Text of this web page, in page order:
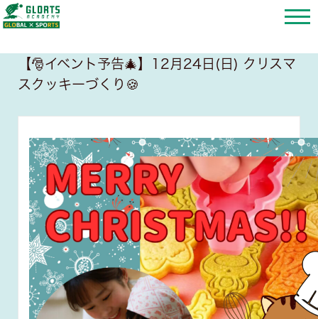
【🎅イベント予告🎄】12月24日(日) クリスマ
スクッキーづくり🍪